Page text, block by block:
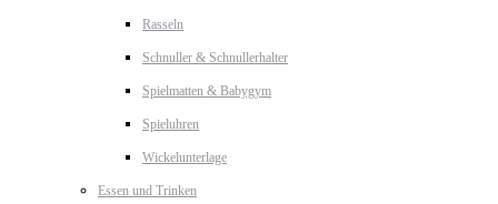
Rasseln
Schnuller & Schnullerhalter
Spielmatten & Babygym
Spieluhren
Wickelunterlage
Essen und Trinken